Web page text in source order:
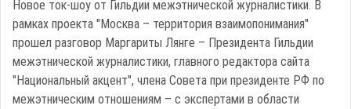
Новое ток-шоу от Гильдии межэтнической журналистики. В
рамках проекта "Москва – территория взаимопонимания"
прошел разговор Маргариты Лянге – Президента Гильдии
межэтнической журналистики, главного редактора сайта
"Национальный акцент", члена Совета при президенте РФ по
межэтническим отношениям – с экспертами в области